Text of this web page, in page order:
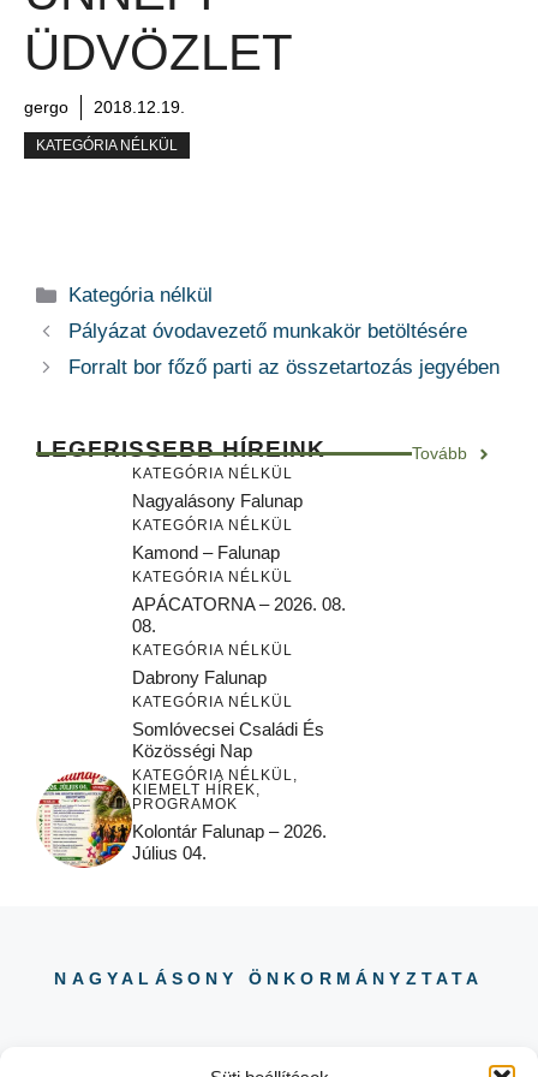
ÜDVÖZLET
gergo 2018.12.19.
KATEGÓRIA NÉLKÜL
Kategória
Kategória nélkül
Pályázat óvodavezető munkakör betöltésére
Forralt bor főző parti az összetartozás jegyében
LEGFRISSEBB HÍREINK Tovább
KATEGÓRIA NÉLKÜL
Nagyalásony Falunap
KATEGÓRIA NÉLKÜL
Kamond – Falunap
KATEGÓRIA NÉLKÜL
APÁCATORNA – 2026. 08.
08.
KATEGÓRIA NÉLKÜL
Dabrony Falunap
KATEGÓRIA NÉLKÜL
Somlóvecsei Családi És
Közösségi Nap
KATEGÓRIA NÉLKÜL,
KIEMELT HÍREK,
PROGRAMOK
Kolontár Falunap – 2026.
Július 04.
NAGYALÁSONY ÖNKORMÁNYZTATA